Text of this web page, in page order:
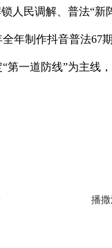
人民调解、普法“
年制作抖音普法67
一道防线”为主线
播